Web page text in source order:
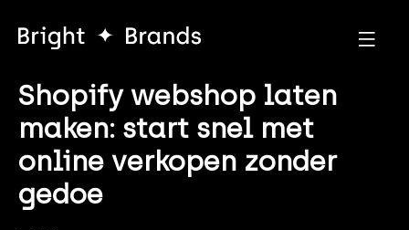
Shopify webshop laten
maken: start snel met
online verkopen zonder
gedoe